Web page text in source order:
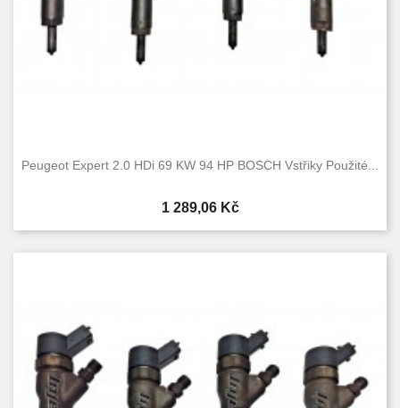
Peugeot Expert 2.0 HDi 69 KW 94 HP BOSCH Vstřiky Použité...
Cena
1 289,06 Kč